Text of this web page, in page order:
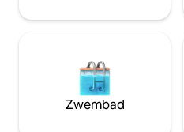
hoek.
Zwembad